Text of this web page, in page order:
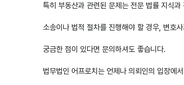
특히 부동산과 관련된 문제는 전문 법률 지식
소송이나 법적 절차를 진행해야 할 경우, 변호
궁금한 점이 있다면 문의하셔도 좋습니다.
법무법인 어프로치는 언제나 의뢰인의 입장에